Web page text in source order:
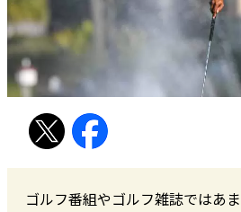
ゴルフ番組やゴルフ雑誌ではあ